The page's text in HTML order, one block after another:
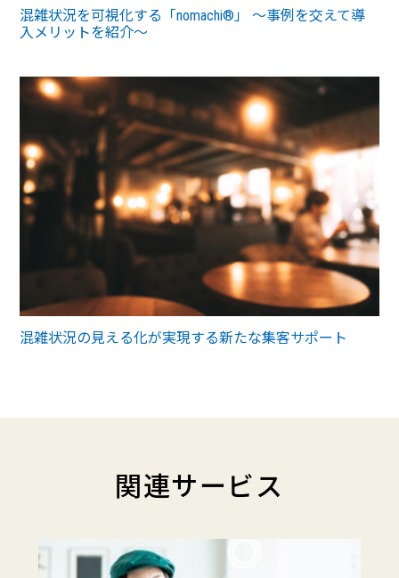
混雑状況を可視化する「nomachi®」 ～事例を交えて導
入メリットを紹介～
混雑状況の見える化が実現する新たな集客サポート
関連サービス